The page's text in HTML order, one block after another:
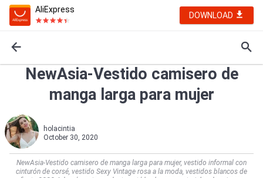
AliExpress
DOWNLOAD
NewAsia-Vestido camisero de
manga larga para mujer
holacintia
October 30, 2020
NewAsia-Vestido camisero de manga larga para mujer, vestido informal con
cinturón de corsé, vestido Sexy Vintage rosa a la moda, vestidos blancos de